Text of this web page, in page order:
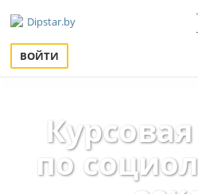
ВОЙТИ
по